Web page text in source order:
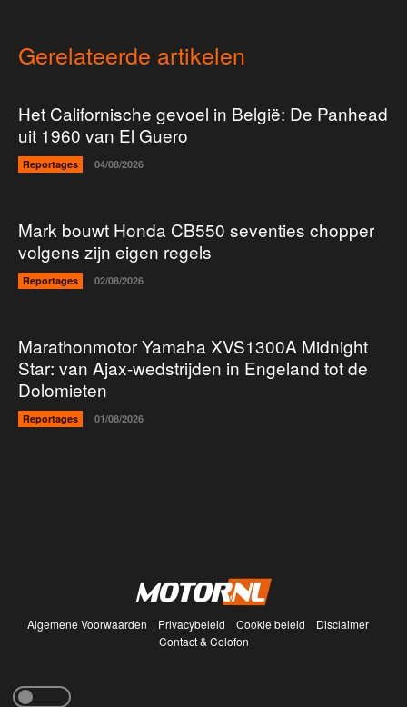
Gerelateerde artikelen
Het Californische gevoel in België: De Panhead
uit 1960 van El Guero
Reportages 04/08/2026
Mark bouwt Honda CB550 seventies chopper
volgens zijn eigen regels
Reportages 02/08/2026
Marathonmotor Yamaha XVS1300A Midnight
Star: van Ajax-wedstrijden in Engeland tot de
Dolomieten
Reportages 01/08/2026
Algemene Voorwaarden Privacybeleid Cookie beleid
Disclaimer
Contact & Colofon